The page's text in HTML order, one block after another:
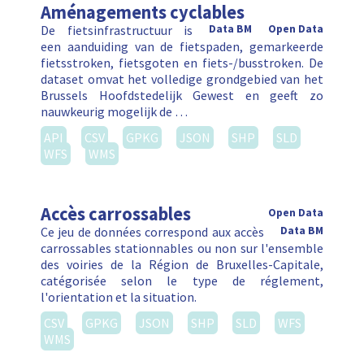
Aménagements cyclables
Open Data
Data BM
De fietsinfrastructuur is
een aanduiding van de fietspaden, gemarkeerde
fietsstroken, fietsgoten en fiets-/busstroken. De
dataset omvat het volledige grondgebied van het
Brussels Hoofdstedelijk Gewest en geeft zo
nauwkeurig mogelijk de …
API
CSV GPKG JSON SHP
SLD
WFS
WMS
Accès carrossables
Open Data
Data BM
Ce jeu de données correspond aux accès
carrossables stationnables ou non sur l'ensemble
des voiries de la Région de Bruxelles-Capitale,
catégorisée selon le type de réglement,
l'orientation et la situation.
CSV
GPKG JSON SHP SLD
WFS
WMS